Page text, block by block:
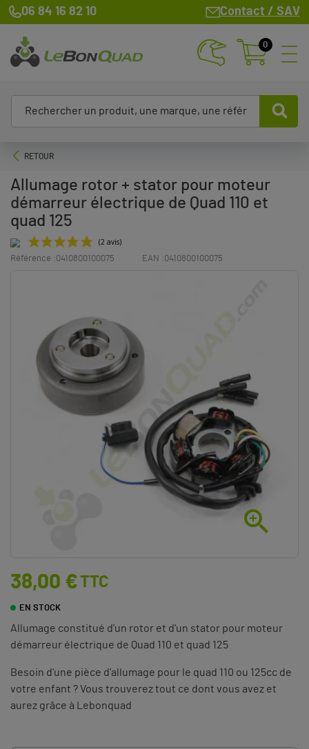
06 84 16 82 10 Contact / SAV
0
RETOUR
Allumage rotor + stator pour moteur
démarreur électrique de Quad 110 et
quad 125
Référence :0410800100075 EAN :0410800100075

38,00 €TTC
EN STOCK
Allumage constitué d'un rotor et d'un stator pour moteur
démarreur électrique de Quad 110 et quad 125
Besoin d'une pièce d'allumage pour le quad 110 ou 125cc de
votre enfant ? Vous trouverez tout ce dont vous avez et
aurez grâce à Lebonquad